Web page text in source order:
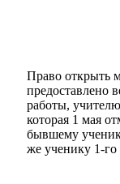
Право открыть
предоставлено
работы,
которая 1 мая
бывшему
же ученику 1-го